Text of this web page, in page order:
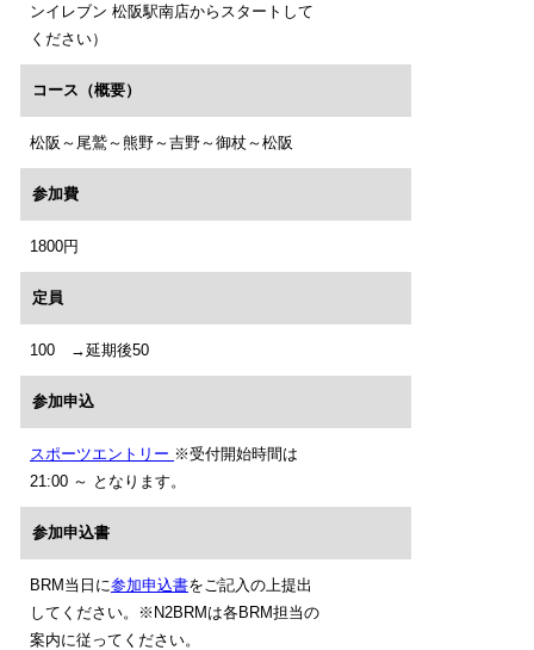
ンイレブン 松阪駅南店からスタートして
ください）
コース（概要）
松阪～尾鷲～熊野～吉野～御杖～松阪
参加費
1800円
定員
100 →延期後50
参加申込
スポーツエントリー ※受付開始時間は
21:00 ～ となります。
参加申込書
BRM当日に参加申込書をご記入の上提出
してください。※N2BRMは各BRM担当の
案内に従ってください。